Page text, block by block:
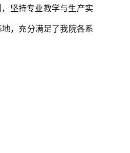
坚持专业教学与生产实
，充分满足了我院各系